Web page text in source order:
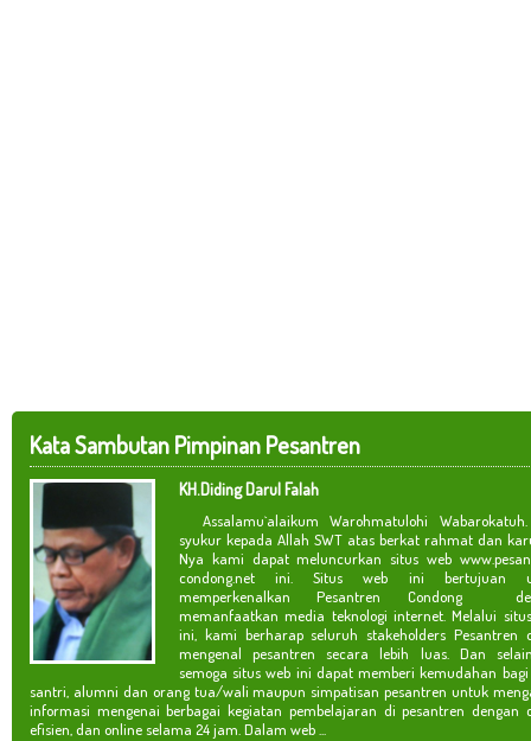
Kata Sambutan Pimpinan Pesantren
KH.Diding Darul Falah
Assalamu`alaikum Warohmatulohi
syukur kepada Allah SWT atas berkat rahmat dan
Nya kami dapat meluncurkan situs web
condong.net ini. Situs web ini bertujuan
memperkenalkan Pesantren Condong
memanfaatkan media teknologi internet. Melalui
ini, kami berharap seluruh stakeholders Pesantren
mengenal pesantren secara lebih luas. Dan
semoga situs web ini dapat memberi kemudahan
santri, alumni dan orang tua/wali maupun simpatisan pesantren untuk
informasi mengenai berbagai kegiatan pembelajaran di pesantren dengan
efisien, dan online selama 24 jam. Dalam web ...